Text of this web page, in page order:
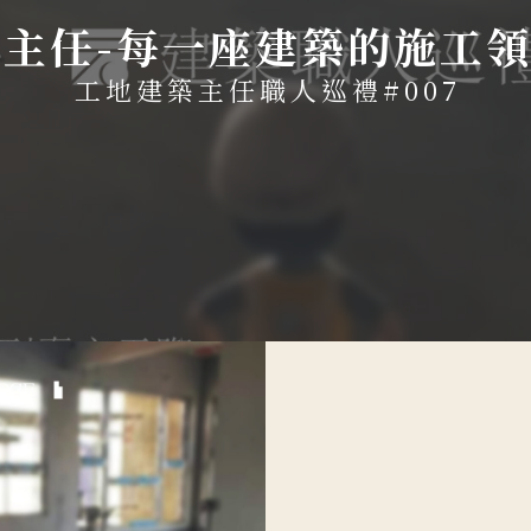
任-每一座建築的施工
工地建築主任職人巡禮#007